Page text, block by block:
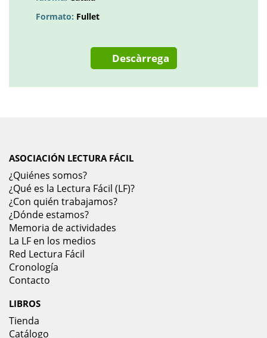
Formato: Fullet
Descàrrega
ASOCIACIÓN LECTURA FÁCIL
¿Quiénes somos?
¿Qué es la Lectura Fácil (LF)?
¿Con quién trabajamos?
¿Dónde estamos?
Memoria de actividades
La LF en los medios
Red Lectura Fácil
Cronología
Contacto
LIBROS
Tienda
Catálogo